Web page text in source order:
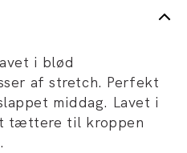
i blød
af stretch. Perfekt
middag. Lavet i
tættere til kroppen